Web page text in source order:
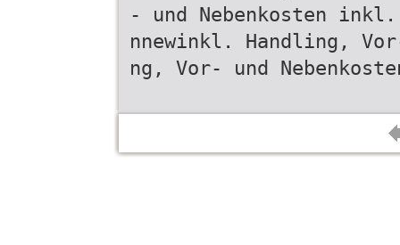
- und Nebenkosten
nnewinkl. Handling,